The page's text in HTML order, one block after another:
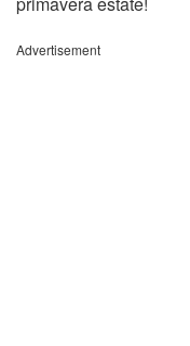
Advertisement